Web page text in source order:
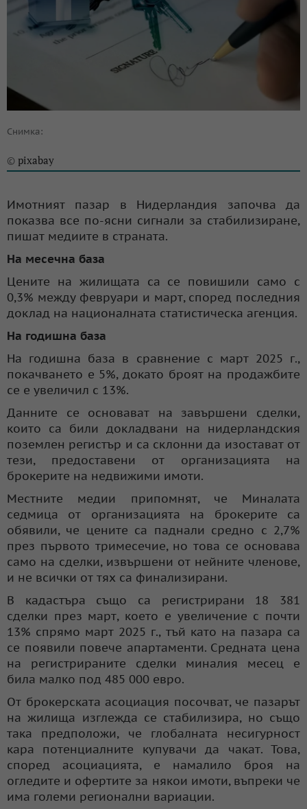
Снимка:
© pixabay
Имотният пазар в Нидерландия започва да
показва все по-ясни сигнали за стабилизиране,
пишат медиите в страната.
На месечна база
Цените на жилищата са се повишили само с
0,3% между февруари и март, според последния
доклад на националната статистическа агенция.
На годишна база
На годишна база в сравнение с март 2025 г.,
покачването е 5%, докато броят на продажбите
се е увеличил с 13%.
Данните се основават на завършени сделки,
които са били докладвани на нидерландския
поземлен регистър и са склонни да изостават от
тези, предоставени от организацията на
брокерите на недвижими имоти.
Местните медии припомнят, че Миналата
седмица от организацията на брокерите са
обявили, че цените са паднали средно с 2,7%
през първото тримесечие, но това се основава
само на сделки, извършени от нейните членове,
и не всички от тях са финализирани.
В кадастъра също са регистрирани 18 381
сделки през март, което е увеличение с почти
13% спрямо март 2025 г., тъй като на пазара са
се появили повече апартаменти. Средната цена
на регистрираните сделки миналия месец е
била малко под 485 000 евро.
От брокерската асоциация посочват, че пазарът
на жилища изглежда се стабилизира, но също
така предположи, че глобалната несигурност
кара потенциалните купувачи да чакат. Това,
според асоциацията, е намалило броя на
огледите и офертите за някои имоти, въпреки че
има големи регионални вариации.